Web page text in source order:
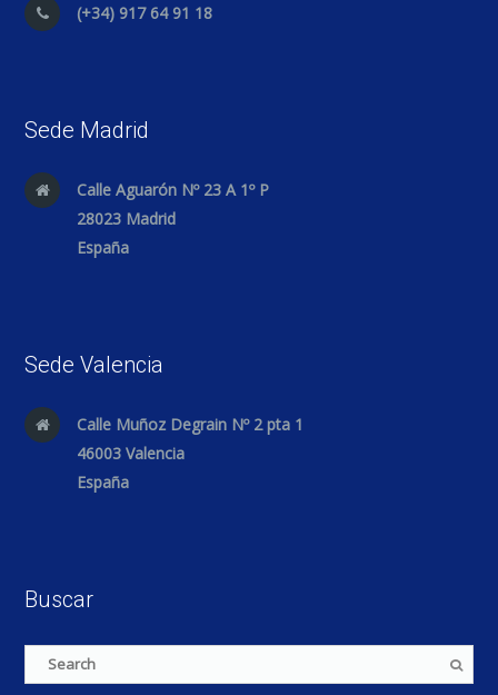
(+34) 917 64 91 18
Sede Madrid
Calle Aguarón Nº 23 A 1º P
28023 Madrid
España
Sede Valencia
Calle Muñoz Degrain Nº 2 pta 1
46003 Valencia
España
Buscar